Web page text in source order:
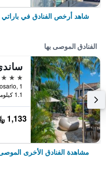
شاهد أرخص الفنادق في باراتي
الفنادق الموصى بها
4 نجوم
1.1 كيلومتر عن وسط المدينة
1,133 ﷼
مشاهدة الفنادق الأخرى